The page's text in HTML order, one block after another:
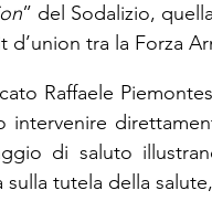
” del Sodalizio,
d’union tra la Forza
Raffaele
intervenire
di saluto
sulla tutela della